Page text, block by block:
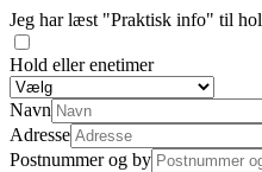
Jeg har læst "Praktisk info" til
Hold eller enetimer
Navn
Adresse
Postnummer og by